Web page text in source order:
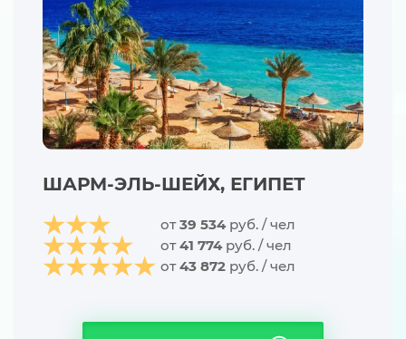
ШАРМ-ЭЛЬ-ШЕЙХ, ЕГИПЕТ
от39 534руб. / чел
от41 774руб. / чел
от43 872 руб. / чел